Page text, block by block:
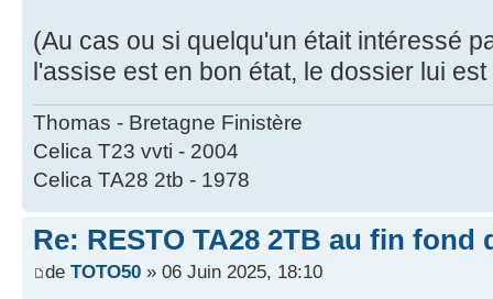
(Au cas ou si quelqu'un était intéressé
l'assise est en bon état, le dossier lui
Thomas - Bretagne Finistère
Celica T23 vvti - 2004
Celica TA28 2tb - 1978
Re: RESTO TA28 2TB au fin fond
de TOTO50 » 06 Juin 2025, 18:10